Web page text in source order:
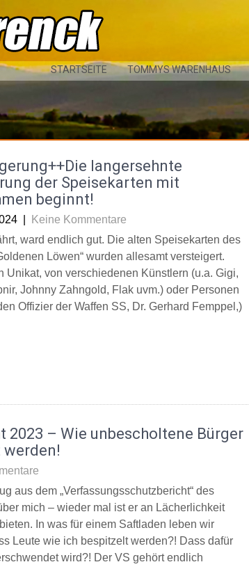
STARTSEITE TOMMYS WARENHAUS
langersehnte
der Speisekarten mit
beginnt!
Keine Kommentare
ward endlich gut. Die alten Speisekarten des
Löwen“ wurden allesamt versteigert.
Unikat, von verschiedenen Künstlern (u.a. Gigi,
Johnny Zahngold, Flak uvm.) oder Personen
Offizier der Waffen SS, Dr. Gerhard Femppel,)
2023 – Wie unbescholtene Bürger
aus dem „Verfassungsschutzbericht“ des
mich – wieder mal ist er an Lächerlichkeit
In was für einem Saftladen leben wir
Leute wie ich bespitzelt werden?! Dass dafür
wird?! Der VS gehört endlich